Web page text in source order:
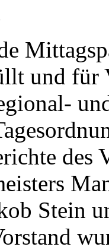
und für
des
Stein